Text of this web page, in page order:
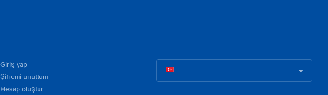
Giriş yap
Şifremi unuttum
Hesap oluştur